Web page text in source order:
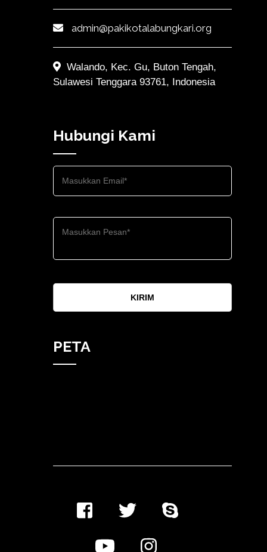
admin@pakikotalabungkari.org
Walando, Kec. Gu, Buton Tengah,
Sulawesi Tenggara 93761, Indonesia
Hubungi Kami
KIRIM
PETA